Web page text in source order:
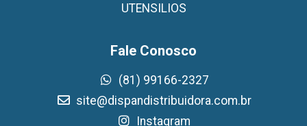
UTENSILIOS
Fale Conosco
(81) 99166-2327
site@dispandistribuidora.com.br
Instagram